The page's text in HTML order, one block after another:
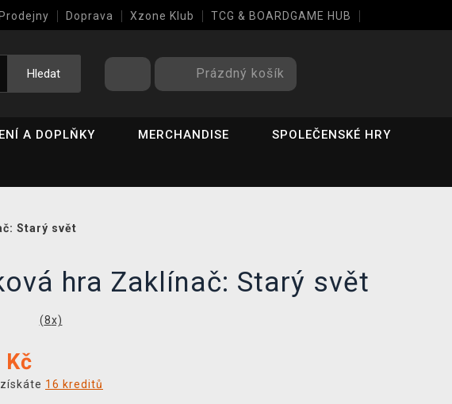
Prodejny Doprava Xzone Klub TCG & BOARDGAME HUB
Hledat Prázdný košík
A DOPLŇKY MERCHANDISE SPOLEČENSKÉ HRY
Starý svět
hra Zaklínač: Starý svět
(8x)
Kč
16 kreditů